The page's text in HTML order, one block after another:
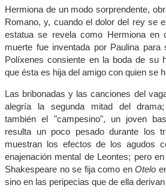
Hermiona de un modo sorprendente,
Romano, y, cuando el dolor del rey se
estatua se revela como Hermiona en
muerte fue inventada por Paulina
Políxenes consiente en la boda de su
que ésta es hija del amigo con quien se
Las bribonadas y las canciones del
alegría la segunda mitad del
también el "campesino", un joven
resulta un poco pesado durante los
muestran los efectos de los agudos
enajenación mental de Leontes; pero
Shakespeare no se fija como enOtelo
sino en las peripecias que de ella